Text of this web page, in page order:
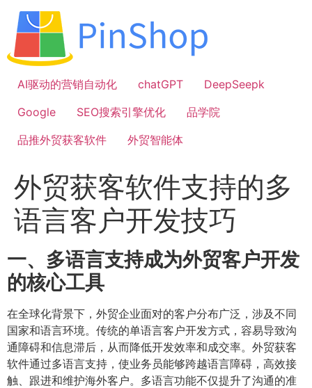
容
AI驱动的营销自动化
chatGPT
DeepSeepk
Google
SEO搜索引擎优化
品学院
品推外贸获客软件
外贸智能体
外贸获客软件支持的多
语言客户开发技巧
一、多语言支持成为外贸客户开发
的核心工具
在全球化背景下，外贸企业面对的客户分布广泛，涉及不同
国家和语言环境。传统的单语言客户开发方式，容易导致沟
通障碍和信息滞后，从而降低开发效率和成交率。外贸获客
软件通过多语言支持，使业务员能够跨越语言障碍，高效接
触、跟进和维护海外客户。多语言功能不仅提升了沟通的准